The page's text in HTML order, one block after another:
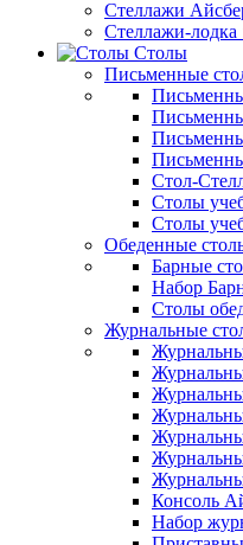
Стеллажи
Стеллажи-лодка
Столы
Письменные
Стол-
Столы
Столы
Обеденные
Барные
Набор
Столы
Журнальные
Консоль
Набор